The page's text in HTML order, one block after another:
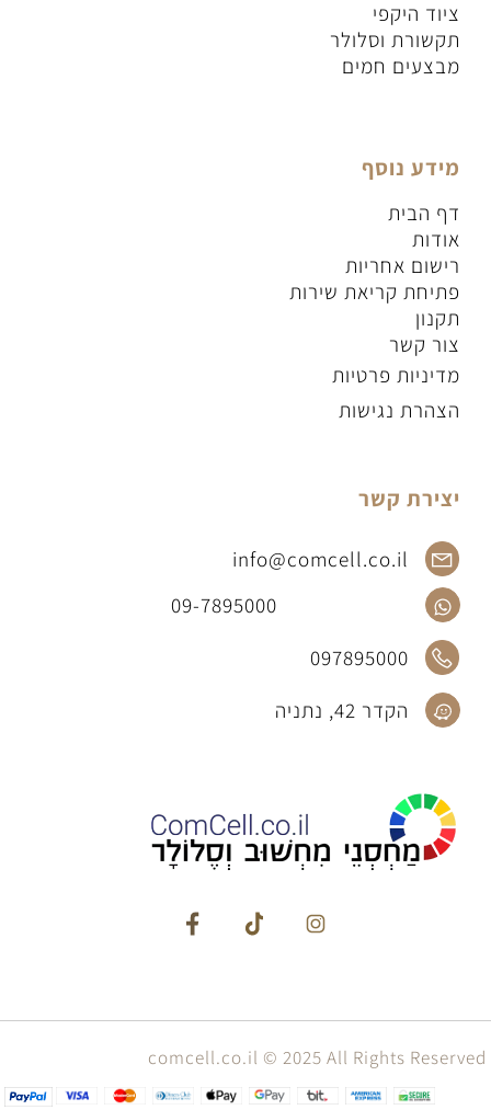
ציוד היקפי
מבצעים חמים
מידע נוסף
דף הבית
אודות
רישום אחריות
צור קשר
הצהרת נגישות
יצירת קשר
info@comcell.co.il
097895000
הקדר 42, נתניה